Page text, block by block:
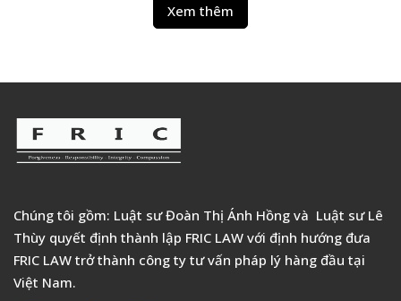
Xem thêm
Chúng tôi gồm: Luật sư Đoàn Thị Ánh Hồng và Luật sư Lê
Thùy quyết định thành lập FRIC LAW với định hướng đưa
FRIC LAW trở thành công ty tư vấn pháp lý hàng đầu tại
Việt Nam.